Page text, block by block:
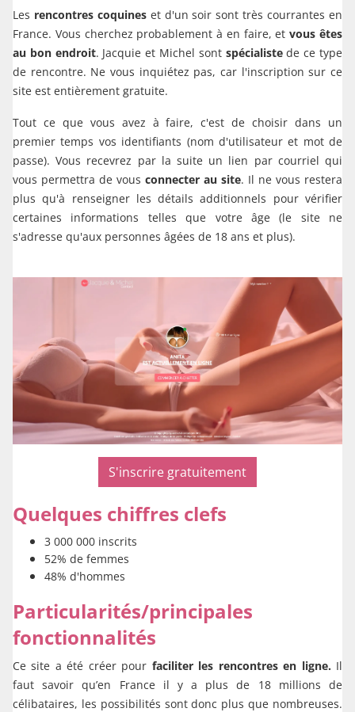
Les rencontres coquineset d'un soir sont très courrantes en
France. Vous cherchez probablement à en faire, etvous êtes
au bon endroit. Jacquie et Michel sont spécialistede ce type
de rencontre. Ne vous inquiétez pas, car l'inscription sur ce
site est entièrement gratuite.
Tout ce que vous avez à faire, c'est de choisir dans un
premier temps vos identifiants (nom d'utilisateur et mot de
passe). Vous recevrez par la suite un lien par courriel qui
vous permettra de vous connecter au site. Il ne vous restera
plus qu'à renseigner les détails additionnels pour vérifier
certaines informations telles que votre âge (le site ne
s'adresse qu'aux personnes âgées de 18 ans et plus).
S'inscrire gratuitement
Quelques chiffres clefs
3 000 000 inscrits
52% de femmes
48% d'hommes
Particularités/principales
fonctionnalités
Ce site a été créer pour faciliter les rencontres en ligne. Il
faut savoir qu’en France il y a plus de 18 millions de
célibataires, les possibilités sont donc plus que nombreuses.